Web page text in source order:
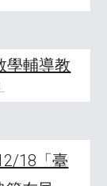
學輔導教
18「臺